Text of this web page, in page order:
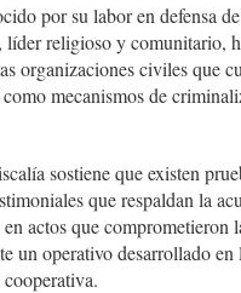
por su labor en defensa
líder religioso y comunitario,
organizaciones civiles que
mecanismos de
sostiene que existen
que respaldan la
actos que comprometieron
un operativo desarrollado en